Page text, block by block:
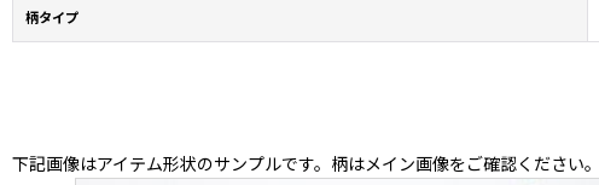
柄タイプ
下記画像はアイテム形状のサンプルです。柄はメイン画像をご確認ください。